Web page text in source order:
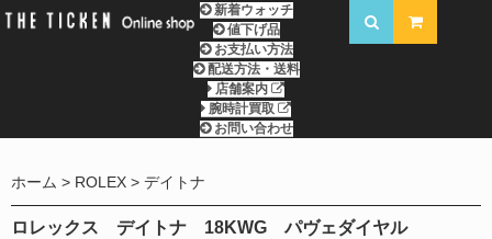
新着ウォッチ
値下げ品
お支払い方法
配送方法・送料
店舗案内
腕時計買取
お問い合わせ
ホーム ROLEX デイトナ
ロレックス デイトナ 18KWG パヴェダイヤル